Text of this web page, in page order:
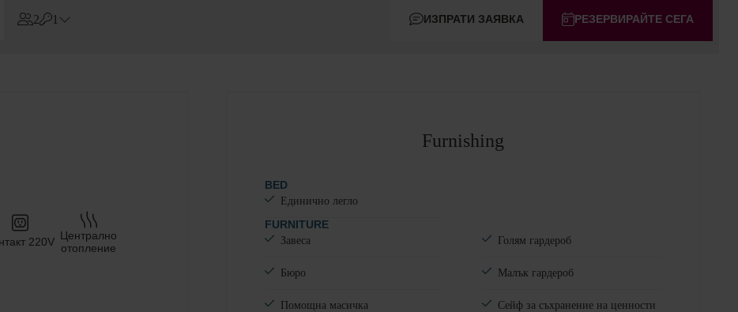
2 1 РЕЗЕРВИРАЙТЕ СЕГА
ИЗПРАТИ ЗАЯВКА
220V Централно
отопление
Furnishing
BED
Единично легло
FURNITURE
Завеса
Бюро
Помощна масичка
Голям гардероб
Малък гардероб
Сейф за съхранение на ценности